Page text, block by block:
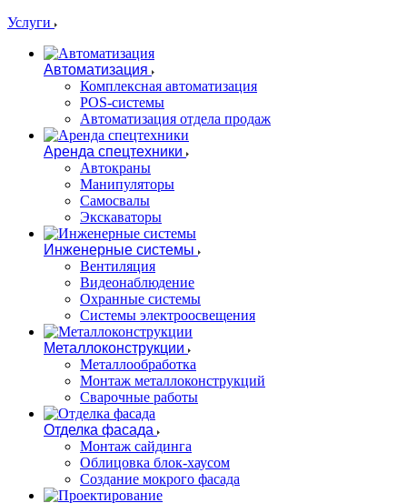
Услуги
Автоматизация
Комплексная автоматизация
POS-системы
Автоматизация отдела продаж
Аренда спецтехники
Автокраны
Манипуляторы
Самосвалы
Экскаваторы
Инженерные системы
Вентиляция
Видеонаблюдение
Охранные системы
Системы электроосвещения
Металлоконструкции
Металлообработка
Монтаж металлоконструкций
Сварочные работы
Отделка фасада
Монтаж сайдинга
Облицовка блок-хаусом
Создание мокрого фасада